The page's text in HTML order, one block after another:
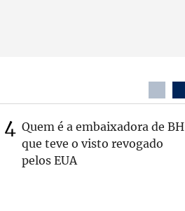
Quem é a embaixadora de BH
que teve o visto revogado
pelos EUA